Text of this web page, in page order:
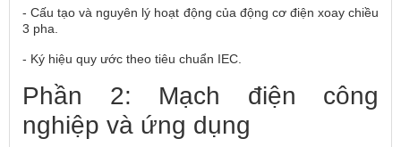
- Cấu tạo và nguyên lý hoạt động của động cơ điện xoay chiều
3 pha.
- Ký hiệu quy ước theo tiêu chuẩn IEC.
Phần 2: Mạch điện công
nghiệp và ứng dụng